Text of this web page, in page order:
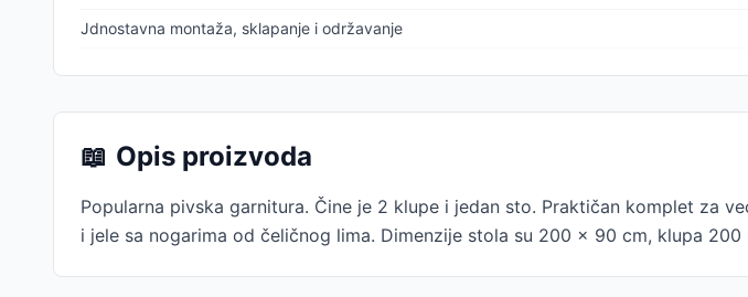
Jdnostavna montaža, sklapanje i održavanje
📖 Opis proizvoda
Popularna pivska garnitura. Čine je 2 klupe i jedan sto. Praktičan komplet za
i jele sa nogarima od čeličnog lima. Dimenzije stola su 200 x 90 cm, klupa